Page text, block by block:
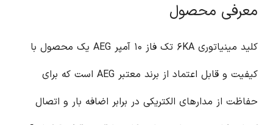
معرفی محصول
کلید مینیاتوری ۶KA تک فاز ۱۰ آمپر AEG یک محصول با
کیفیت و قابل اعتماد از برند معتبر AEG است که برای
حفاظت از مدارهای الکتریکی در برابر اضافه بار و اتصال